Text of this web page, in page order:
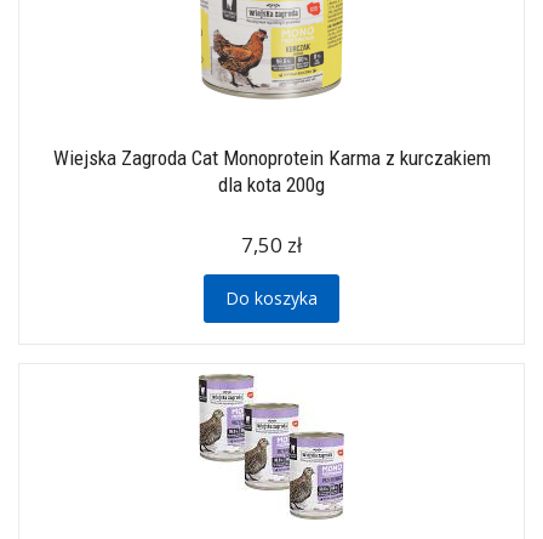
Wiejska Zagroda Cat Monoprotein Karma z kurczakiem
dla kota 200g
7,50 zł
Do koszyka